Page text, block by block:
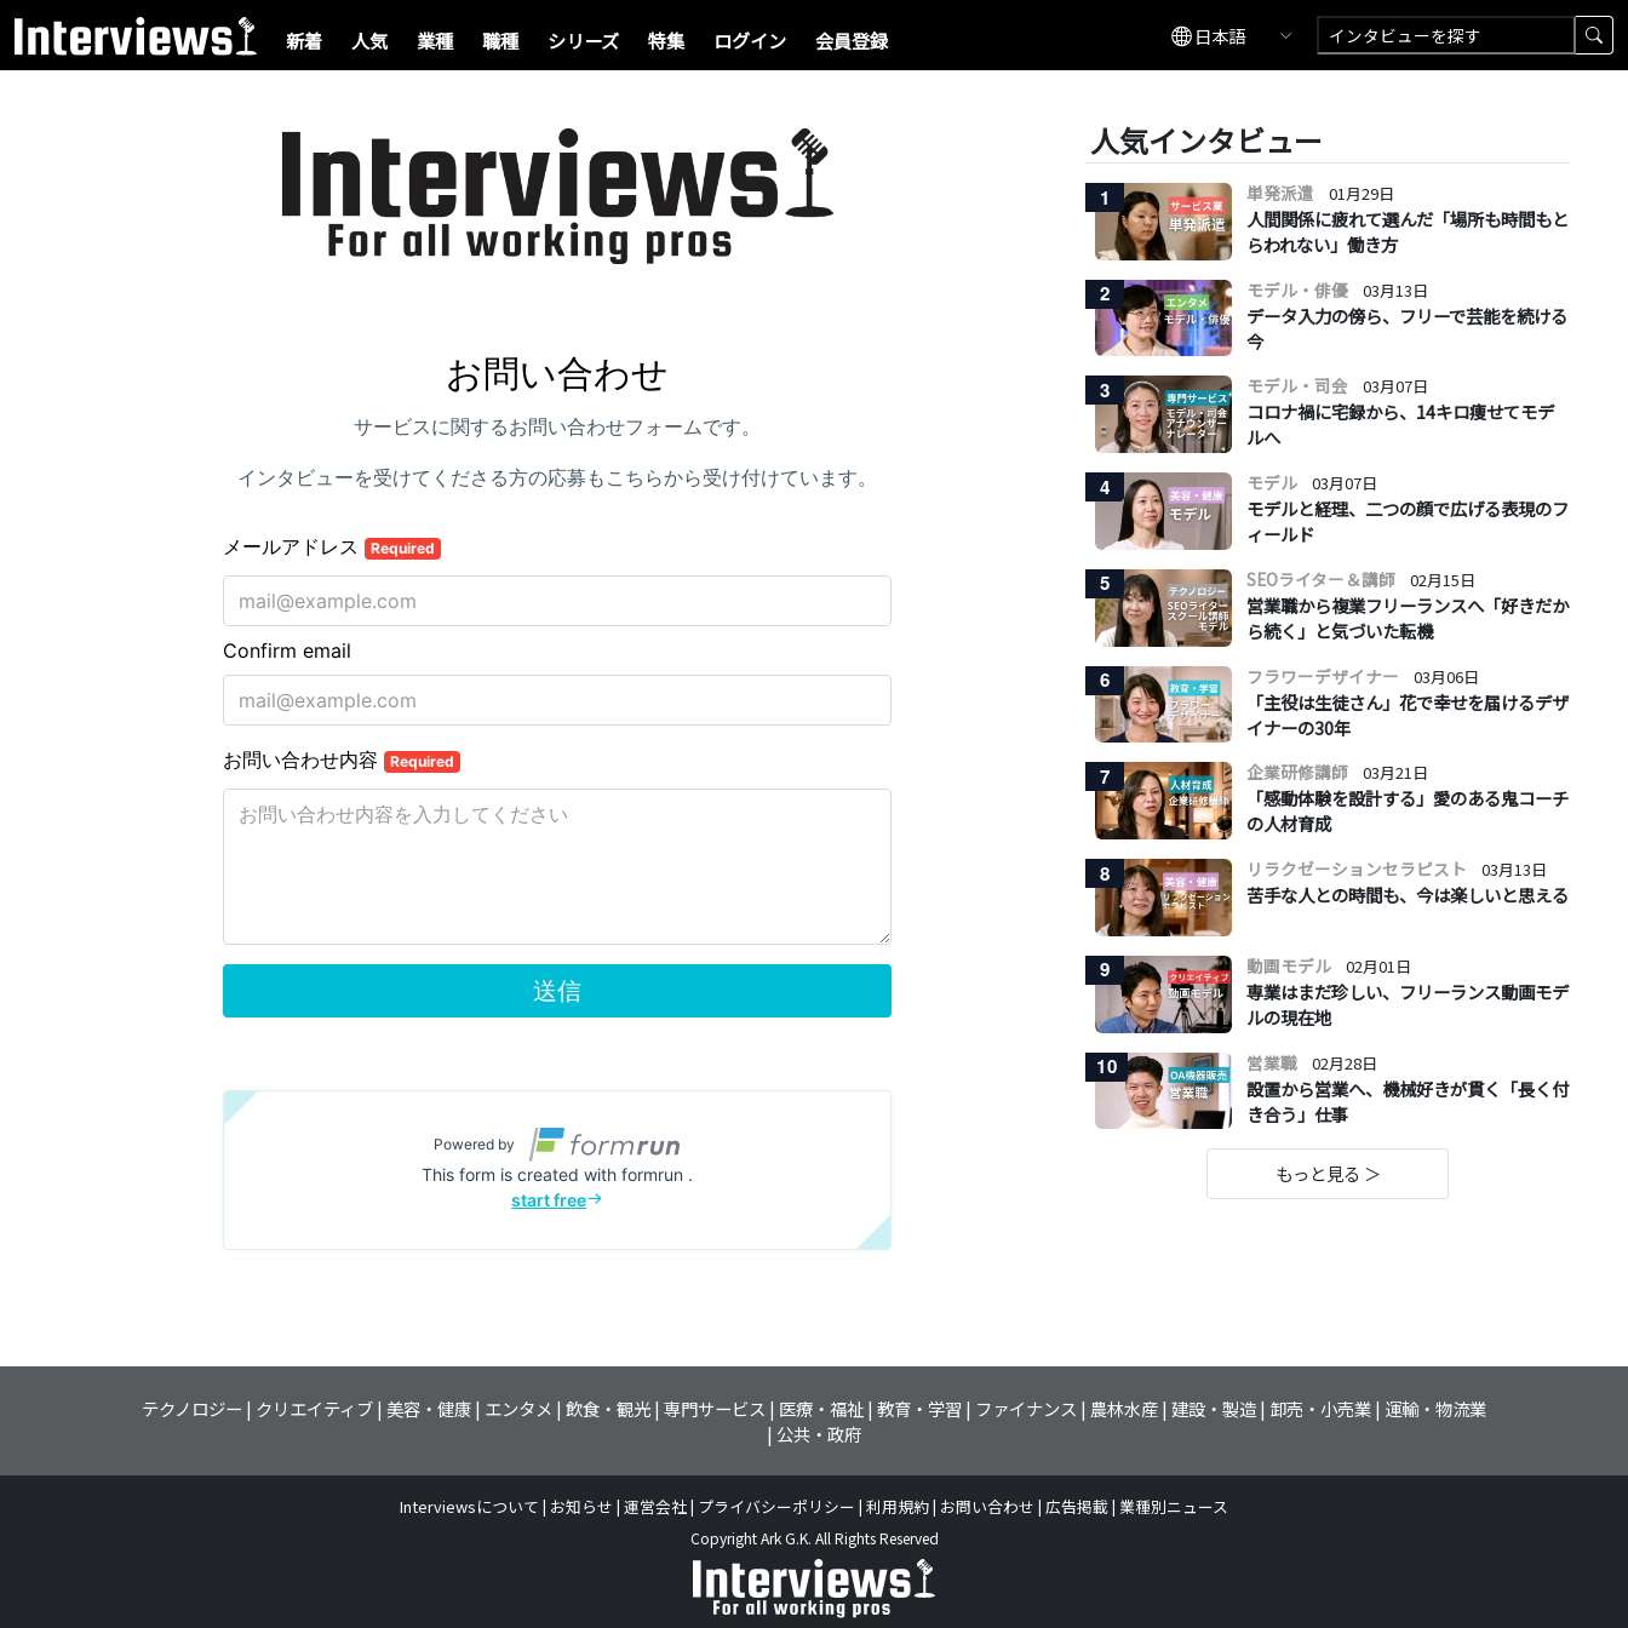
新着 人気 業種 職種 シリーズ 特集 ログイン 会員登録
人気インタビュー
1 単発派遣 01月29日
人間関係に疲れて選んだ「場所も時間もと
らわれない」働き方
2 モデル・俳優 03月13日
データ入力の傍ら、フリーで芸能を続ける
今
3 モデル・司会 03月07日
コロナ禍に宅録から、14キロ痩せてモデ
ルへ
4 モデル 03月07日
モデルと経理、二つの顔で広げる表現のフ
ィールド
5 SEOライター＆講師 02月15日
営業職から複業フリーランスへ「好きだか
ら続く」と気づいた転機
6 フラワーデザイナー 03月06日
「主役は生徒さん」花で幸せを届けるデザ
イナーの30年
7 企業研修講師 03月21日
「感動体験を設計する」愛のある鬼コーチ
の人材育成
8 リラクゼーションセラピスト 03月13日
苦手な人との時間も、今は楽しいと思える
9 動画モデル 02月01日
専業はまだ珍しい、フリーランス動画モデ
ルの現在地
10 営業職 02月28日
設置から営業へ、機械好きが貫く「長く付
き合う」仕事
もっと見る ＞
テクノロジー クリエイティブ 美容・健康 エンタメ 飲食・観光 専門サービス 医療・福祉 教育・学習 ファイナンス 農林水産 建設・製造 卸売・小売業 運輸・物流業
公共・政府
Interviewsについて お知らせ 運営会社 プライバシーポリシー 利用規約 お問い合わせ 広告掲載 業種別ニュース
Copyright Ark G.K. All Rights Reserved